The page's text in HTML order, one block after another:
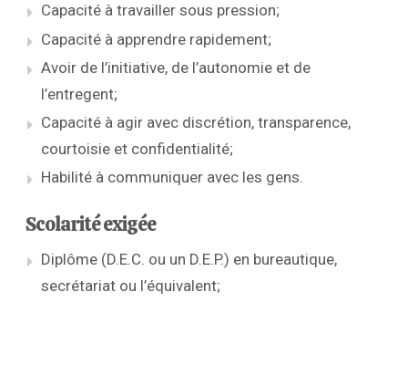
Capacité à travailler sous pression;
Capacité à apprendre rapidement;
Avoir de l’initiative, de l’autonomie et de
l’entregent;
Capacité à agir avec discrétion, transparence,
courtoisie et confidentialité;
Habilité à communiquer avec les gens.
Scolarité exigée
Diplôme (D.E.C. ou un D.E.P.) en bureautique,
secrétariat ou l’équivalent;